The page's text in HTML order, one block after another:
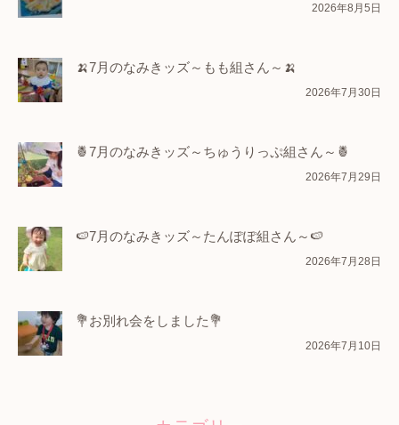
2026年8月5日
🍌7月のなみきッズ～もも組さん～🍌
2026年7月30日
🍍7月のなみきッズ～ちゅうりっぷ組さん～🍍
2026年7月29日
🍉7月のなみきッズ～たんぽぽ組さん～🍉
2026年7月28日
💐お別れ会をしました💐
2026年7月10日